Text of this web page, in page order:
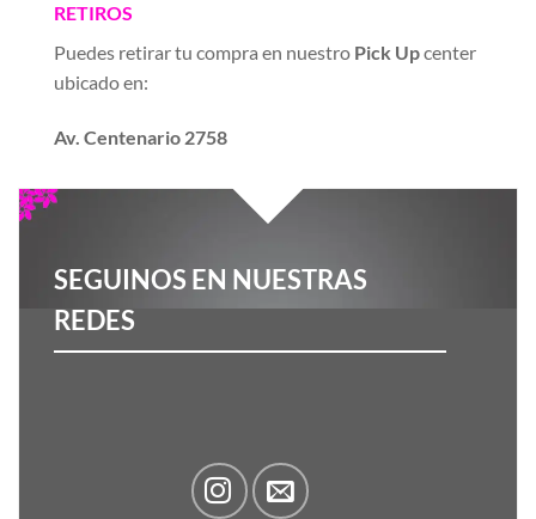
RETIROS
Puedes retirar tu compra en nuestro Pick Upcenter
ubicado en:
Av. Centenario 2758
SEGUINOS EN NUESTRAS
REDES